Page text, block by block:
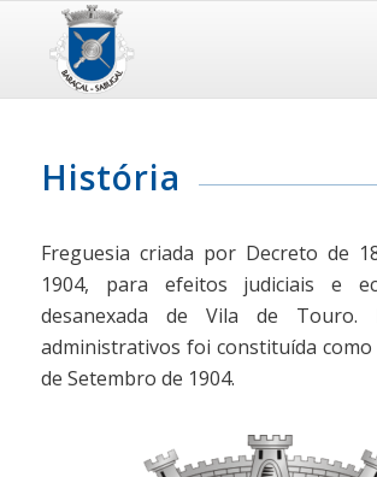
História
Freguesia criada por Decreto de
1904, para efeitos judiciais e
desanexada de Vila de Touro.
administrativos foi constituída
de Setembro de 1904.